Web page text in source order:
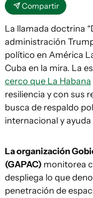
Compartir
La llamada doctrina
administración
político en América
Cuba en la mira. La
cerco que La Habana
resiliencia y con sus
busca de respaldo
internacional y
La organización
(GAPAC) monitorea
despliega lo que
penetración de